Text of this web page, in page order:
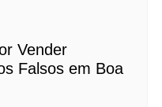
Vender
Falsos em Boa